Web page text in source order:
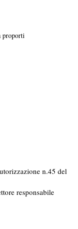
proporti
n.45 del
responsabile